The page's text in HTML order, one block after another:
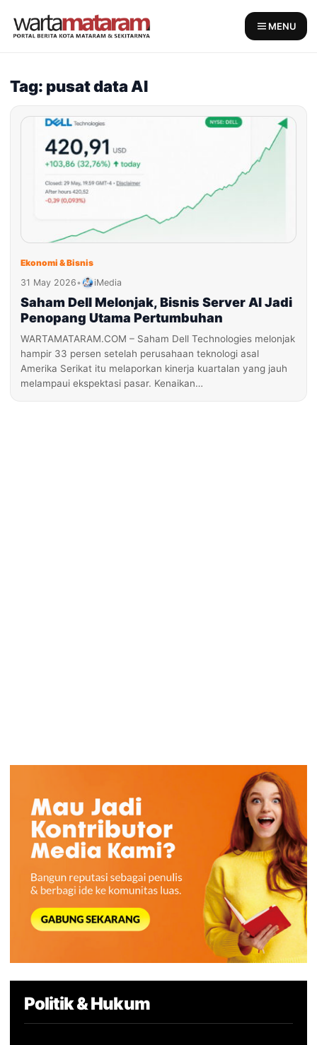
MENU
Tag: pusat data AI
Ekonomi & Bisnis
31 May 2026• iMedia
Saham Dell Melonjak, Bisnis Server AI Jadi
Penopang Utama Pertumbuhan
WARTAMATARAM.COM – Saham Dell Technologies melonjak
hampir 33 persen setelah perusahaan teknologi asal
Amerika Serikat itu melaporkan kinerja kuartalan yang jauh
melampaui ekspektasi pasar. Kenaikan…
Politik & Hukum